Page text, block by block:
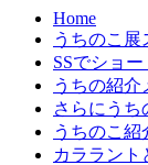
Home
うちのこ
SSでショ
うちの紹介
さらにうち
うちのこ紹
カララント